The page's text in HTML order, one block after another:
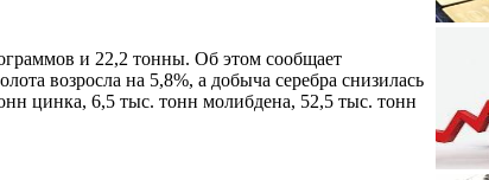
и 22,2 тонны. Об этом сообщает
возросла на 5,8%, а добыча серебра снизилась
цинка, 6,5 тыс. тонн молибдена, 52,5 тыс. тонн